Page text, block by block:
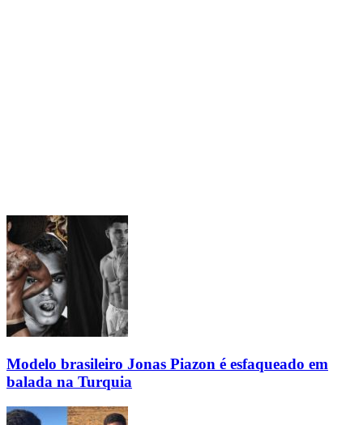
Modelo brasileiro Jonas Piazon é esfaqueado em
balada na Turquia